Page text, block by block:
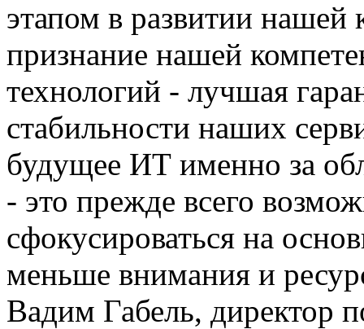
этапом в развитии нашей
признание нашей
технологий - лучшая
стабильности наших
будущее ИТ именно за
- это прежде всего
сфокусироваться на
меньше внимания и
Вадим Габель, директор